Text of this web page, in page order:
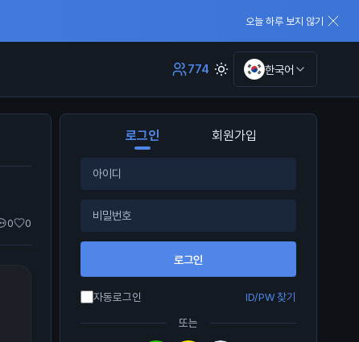
오늘 하루 보지 않기
774 한국어
0 0
로그인 회원가입
로그인
자동로그인
ID/PW 찾기
또는